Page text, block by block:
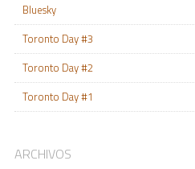
Bluesky
Toronto Day #3
Toronto Day #2
Toronto Day #1
ARCHIVOS